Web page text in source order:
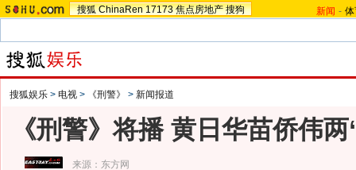
搜狐 ChinaRen 17173 焦点房地产 搜狗 新闻 -
搜狐娱乐 > 电视 > 《刑警》 > 新闻报道
《刑警》将播 黄日华苗侨伟
来源： 东方网